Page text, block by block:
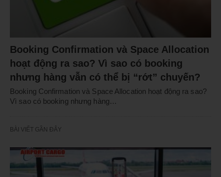
Booking Confirmation và Space Allocation
hoạt động ra sao? Vì sao có booking
nhưng hàng vẫn có thể bị “rớt” chuyến?
Booking Confirmation và Space Allocation hoạt động ra sao?
Vì sao có booking nhưng hàng…
BÀI VIẾT GẦN ĐÂY